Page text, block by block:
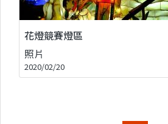
花燈競賽燈區
照片
2020/02/20